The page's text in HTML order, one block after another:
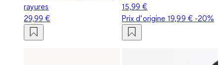
rayures
29,99 €
15,99 €
Prix d‘origine19,99 €-20%